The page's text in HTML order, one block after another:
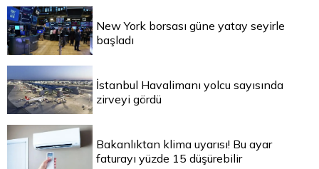
New York borsası güne yatay seyirle
başladı
İstanbul Havalimanı yolcu sayısında
zirveyi gördü
Bakanlıktan klima uyarısı! Bu ayar
faturayı yüzde 15 düşürebilir